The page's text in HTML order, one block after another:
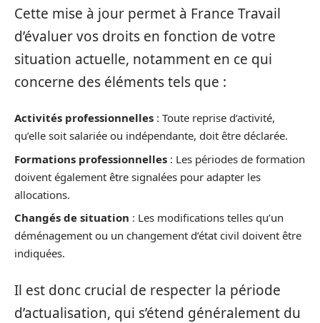
Cette mise à jour permet à France Travail
d’évaluer vos droits en fonction de votre
situation actuelle, notamment en ce qui
concerne des éléments tels que :
Activités professionnelles : Toute reprise d’activité,
qu’elle soit salariée ou indépendante, doit être déclarée.
Formations professionnelles : Les périodes de formation
doivent également être signalées pour adapter les
allocations.
Changés de situation : Les modifications telles qu’un
déménagement ou un changement d’état civil doivent être
indiquées.
Il est donc crucial de respecter la période
d’actualisation, qui s’étend généralement du